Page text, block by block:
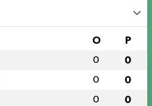
O P
0 0
0 0
0 0